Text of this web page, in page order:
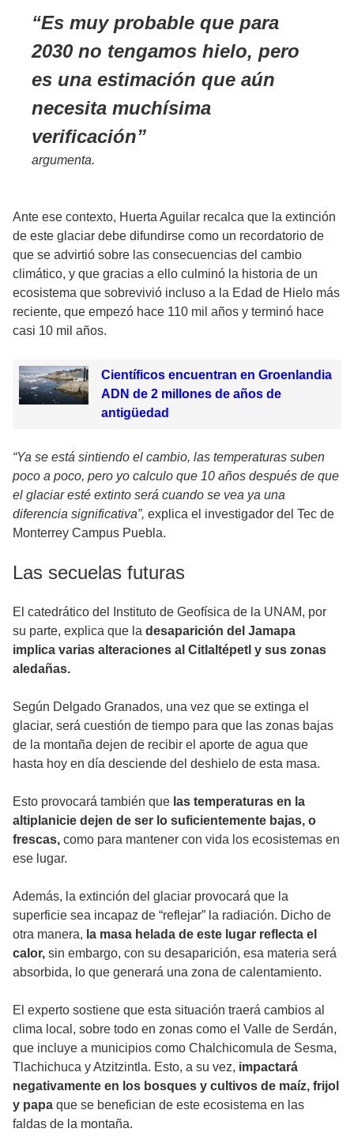
Es muy probable que para
2030 no tengamos hielo, pero
es una estimación que aún
necesita muchísima
verificación
argumenta.
Ante ese contexto, Huerta Aguilar recalca que la extinción
de este glaciar debe difundirse como un recordatorio de
que se advirtió sobre las consecuencias del cambio
climático, y que gracias a ello culminó la historia de un
ecosistema que sobrevivió incluso a la Edad de Hielo más
reciente, que empezó hace 110 mil años y terminó hace
casi 10 mil años.
Científicos encuentran en Groenlandia
ADN de 2 millones de años de
antigüedad
“Ya se está sintiendo el cambio, las temperaturas suben
poco a poco, pero yo calculo que 10 años después de que
el glaciar esté extinto será cuando se vea ya una
diferencia significativa”, explica el investigador del Tec de
Monterrey Campus Puebla.
Las secuelas futuras
El catedrático del Instituto de Geofísica de la UNAM, por
su parte, explica que la desaparición del Jamapa
implica varias alteraciones al Citlaltépetl y sus zonas
aledañas.
Según Delgado Granados, una vez que se extinga el
glaciar, será cuestión de tiempo para que las zonas bajas
de la montaña dejen de recibir el aporte de agua que
hasta hoy en día desciende del deshielo de esta masa.
Esto provocará también que las temperaturas en la
altiplanicie dejen de ser lo suficientemente bajas, o
frescas, como para mantener con vida los ecosistemas en
ese lugar.
Además, la extinción del glaciar provocará que la
superficie sea incapaz de “reflejar” la radiación. Dicho de
otra manera, la masa helada de este lugar reflecta el
calor, sin embargo, con su desaparición, esa materia será
absorbida, lo que generará una zona de calentamiento.
El experto sostiene que esta situación traerá cambios al
clima local, sobre todo en zonas como el Valle de Serdán,
que incluye a municipios como Chalchicomula de Sesma,
Tlachichuca y Atzitzintla. Esto, a su vez, impactará
negativamente en los bosques y cultivos de maíz, frijol
y papa que se benefician de este ecosistema en las
faldas de la montaña.